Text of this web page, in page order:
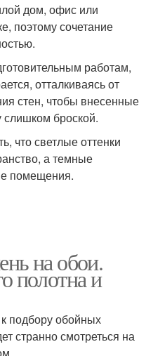
дом, офис или
поэтому сочетание
работам,
отталкиваясь от
стен, чтобы внесенные
слишком броской.
что светлые оттенки
а темные
помещения.
на обои.
полотна и
подбору обойных
странно смотреться на